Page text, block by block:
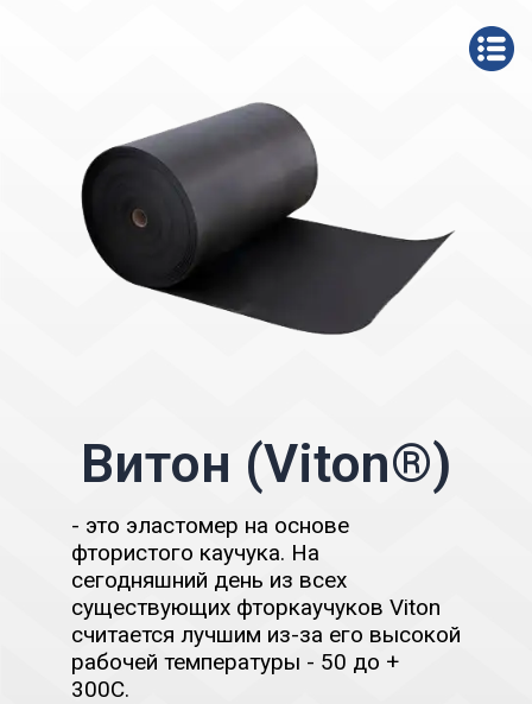
Витон (Viton®)
- это эластомер на основе
фтористого каучука. На
сегодняшний день из всех
существующих фторкаучуков Viton
считается лучшим из-за его высокой
рабочей температуры - 50 до +
300С.